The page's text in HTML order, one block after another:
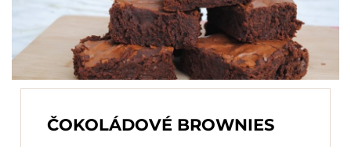
ČOKOLÁDOVÉ BROWNIES